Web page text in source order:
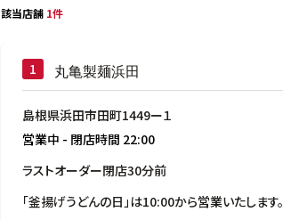
該当店舗 1件
丸亀製麺浜田
島根県浜田市田町1449ー１
営業中 - 閉店時間 22:00
ラストオーダー閉店30分前
「釜揚げうどんの日」は10:00から営業いたします。